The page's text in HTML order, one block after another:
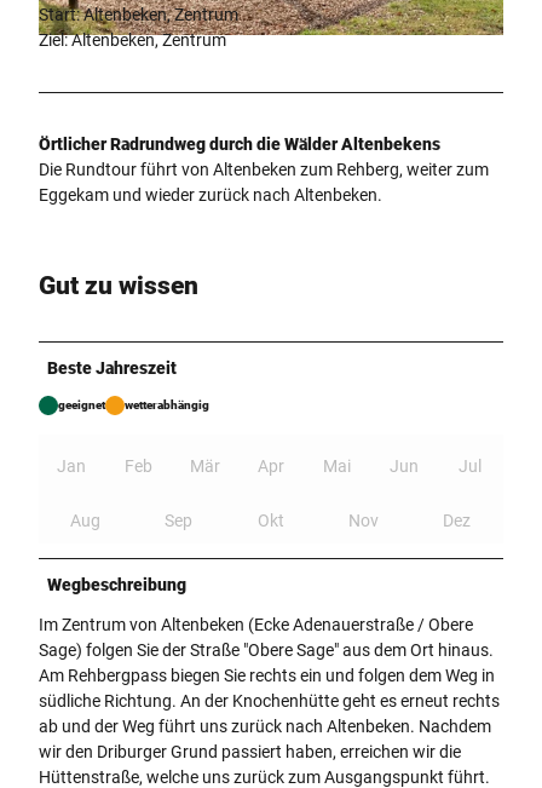
© Kreis Paderborn, NPinke |CC-BY-SA
Start: Altenbeken, Zentrum
Ziel: Altenbeken, Zentrum
Örtlicher Radrundweg durch die Wälder Altenbekens
Die Rundtour führt von Altenbeken zum Rehberg, weiter zum
Eggekam und wieder zurück nach Altenbeken.
Gut zu wissen
Beste Jahreszeit
geeignet wetterabhängig
Jan Feb Mär Apr Mai Jun Jul
Aug Sep Okt Nov Dez
Wegbeschreibung
Im Zentrum von Altenbeken (Ecke Adenauerstraße / Obere
Sage) folgen Sie der Straße "Obere Sage" aus dem Ort hinaus.
Am Rehbergpass biegen Sie rechts ein und folgen dem Weg in
südliche Richtung. An der Knochenhütte geht es erneut rechts
ab und der Weg führt uns zurück nach Altenbeken. Nachdem
wir den Driburger Grund passiert haben, erreichen wir die
Hüttenstraße, welche uns zurück zum Ausgangspunkt führt.